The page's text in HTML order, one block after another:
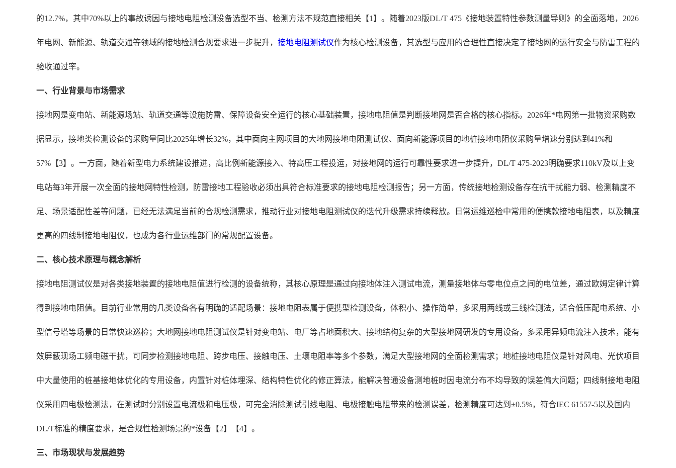
的12.7%，其中70%以上的事故诱因与接地电阻检测设备选型不当、检测方法不规范直接相关【1】。随着2023版DL/T 475《接地装置特性参数测量导则》的全面落地，2026
年电网、新能源、轨道交通等领域的接地检测合规要求进一步提升， 接地电阻测试仪作为核心检测设备，其选型与应用的合理性直接决定了接地网的运行安全与防雷工程的
验收通过率。
一、行业背景与市场需求
接地网是变电站、新能源场站、轨道交通等设施防雷、保障设备安全运行的核心基础装置，接地电阻值是判断接地网是否合格的核心指标。2026年*电网第一批物资采购数
据显示，接地类检测设备的采购量同比2025年增长32%，其中面向主网项目的大地网接地电阻测试仪、面向新能源项目的地桩接地电阻仪采购量增速分别达到41%和
57%【3】。一方面，随着新型电力系统建设推进，高比例新能源接入、特高压工程投运，对接地网的运行可靠性要求进一步提升，DL/T 475-2023明确要求110kV及以上变
电站每3年开展一次全面的接地网特性检测，防雷接地工程验收必须出具符合标准要求的接地电阻检测报告；另一方面，传统接地检测设备存在抗干扰能力弱、检测精度不
足、场景适配性差等问题，已经无法满足当前的合规检测需求，推动行业对接地电阻测试仪的迭代升级需求持续释放。日常运维巡检中常用的便携款接地电阻表，以及精度
更高的四线制接地电阻仪，也成为各行业运维部门的常规配置设备。
二、核心技术原理与概念解析
接地电阻测试仪是对各类接地装置的接地电阻值进行检测的设备统称，其核心原理是通过向接地体注入测试电流，测量接地体与零电位点之间的电位差，通过欧姆定律计算
得到接地电阻值。目前行业常用的几类设备各有明确的适配场景：接地电阻表属于便携型检测设备，体积小、操作简单，多采用两线或三线检测法，适合低压配电系统、小
型信号塔等场景的日常快速巡检；大地网接地电阻测试仪是针对变电站、电厂等占地面积大、接地结构复杂的大型接地网研发的专用设备，多采用异频电流注入技术，能有
效屏蔽现场工频电磁干扰，可同步检测接地电阻、跨步电压、接触电压、土壤电阻率等多个参数，满足大型接地网的全面检测需求；地桩接地电阻仪是针对风电、光伏项目
中大量使用的桩基接地体优化的专用设备，内置针对桩体埋深、结构特性优化的修正算法，能解决普通设备测地桩时因电流分布不均导致的误差偏大问题；四线制接地电阻
仪采用四电极检测法，在测试时分别设置电流极和电压极，可完全消除测试引线电阻、电极接触电阻带来的检测误差，检测精度可达到±0.5%，符合IEC 61557-5以及国内
DL/T标准的精度要求，是合规性检测场景的*设备【2】【4】。
三、市场现状与发展趋势